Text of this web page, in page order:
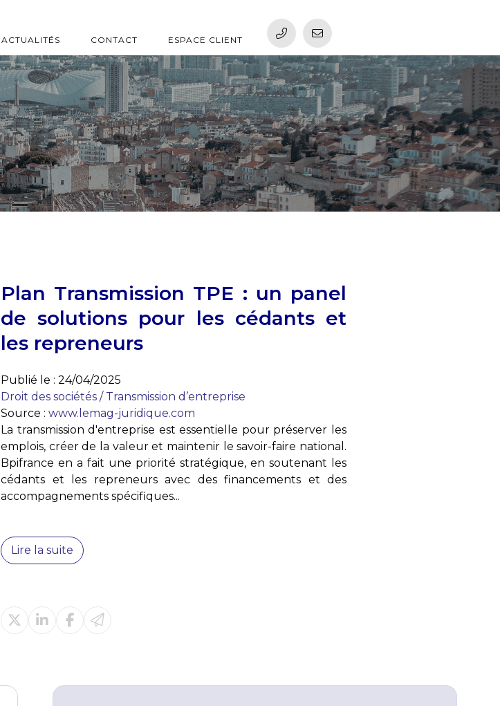
ACTUALITÉS CONTACT ESPACE CLIENT
Plan Transmission TPE : un panel
de solutions pour les cédants et
les repreneurs
Publié le : 24/04/2025
Droit des sociétés / Transmission d’entreprise
Source : www.lemag-juridique.com
La transmission d'entreprise est essentielle pour préserver les
emplois, créer de la valeur et maintenir le savoir-faire national.
Bpifrance en a fait une priorité stratégique, en soutenant les
cédants et les repreneurs avec des financements et des
accompagnements spécifiques...
Lire la suite